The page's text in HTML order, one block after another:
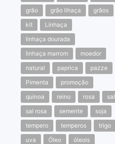
grão
grão lihaça
grãos
kit
Linhaça
linhaça dourada
linhaça marrom
moedor
natural
paprica
pazze
Pimenta
promoção
quinoa
reino rosa
sal
sal rosa
semente
soja
tempero
temperos
trigo
uva
Óleo óleois